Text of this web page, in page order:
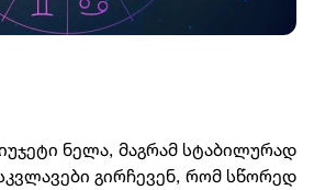
ნელა, მაგრამ სტაბილურად
გირჩევენ, რომ სწორედ